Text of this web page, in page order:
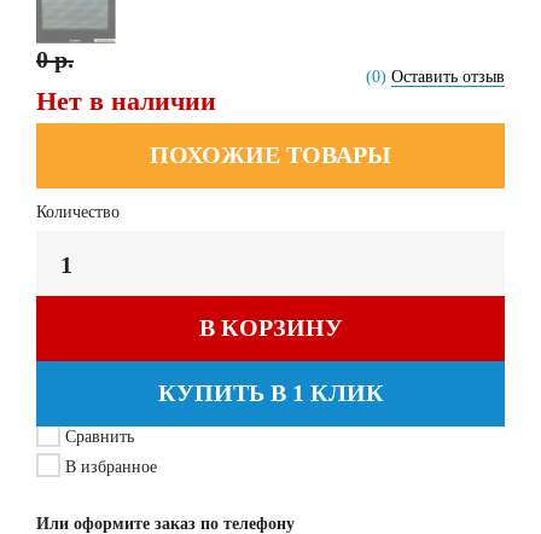
(0) Оставить отзыв
0 р.
Нет в наличии
ПОХОЖИЕ ТОВАРЫ
Количество
В КОРЗИНУ
КУПИТЬ В 1 КЛИК
Сравнить
В избранное
Или оформите заказ по телефону